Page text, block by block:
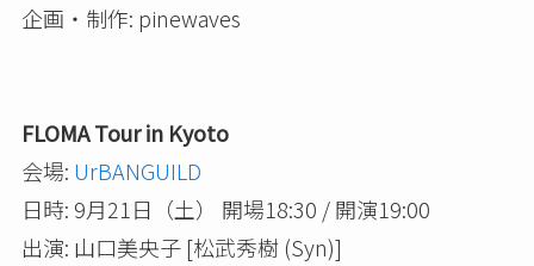
企画・制作: pinewaves
FLOMA Tour in Kyoto
会場: UrBANGUILD
日時: 9月21日（土） 開場18:30 / 開演19:00
出演: 山口美央子 [松武秀樹 (Syn)]